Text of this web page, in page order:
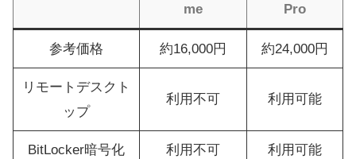
me
Pro
参考価格 約16,000円 約24,000円
リモートデスクト
ップ
利用不可 利用可能
BitLocker暗号化 利用不可 利用可能